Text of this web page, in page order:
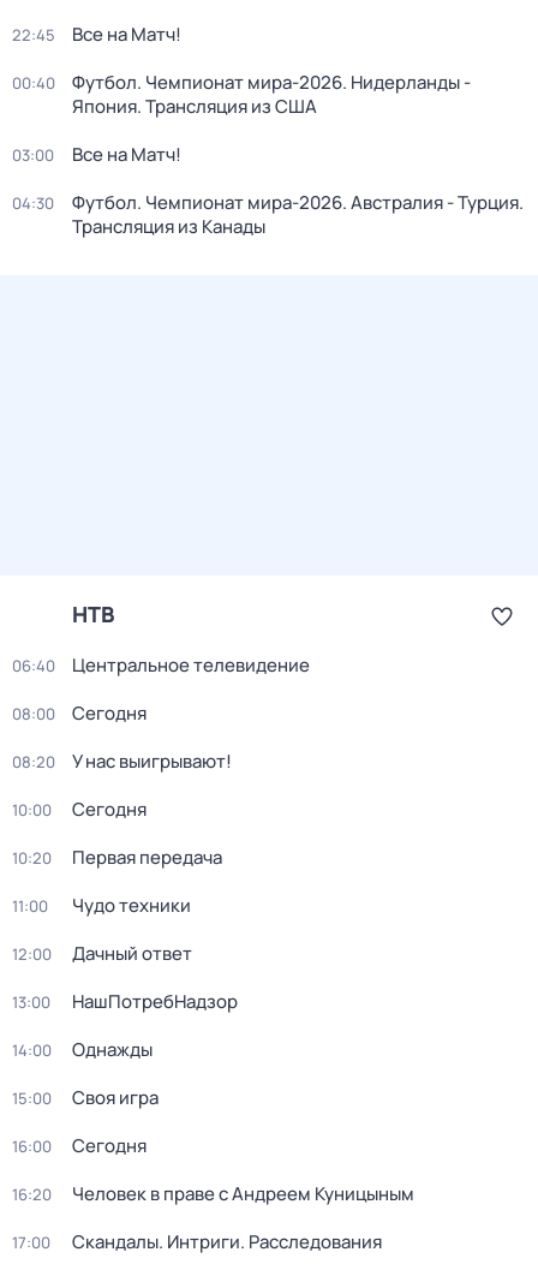
22:45 Все на Матч!
00:40
Футбол. Чемпионат мира-2026. Нидерланды -
Япония. Трансляция из США
03:00 Все на Матч!
04:30
Футбол. Чемпионат мира-2026. Австралия - Турция.
Трансляция из Канады
НТВ
06:40 Центральное телевидение
08:00 Сегодня
08:20 У нас выигрывают!
10:00 Сегодня
10:20 Первая передача
11:00 Чудо техники
12:00 Дачный ответ
13:00 НашПотребНадзор
14:00 Однажды
15:00 Своя игра
16:00 Сегодня
16:20 Человек в праве с Андреем Куницыным
17:00 Скандалы. Интриги. Расследования